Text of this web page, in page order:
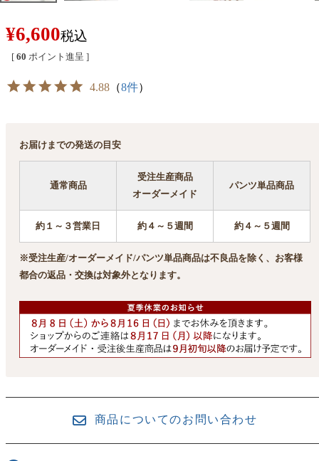
¥6,600税込
[ 60 ポイント進呈 ]
4.88 （8件）
お届けまでの発送の目安
通常商品
受注生産商品
オーダーメイド
パンツ単品商品
約１～３営業日 約４～５週間 約４～５週間
※受注生産/オーダーメイド/パンツ単品商品は不良品を除く、お客様
都合の返品・交換は対象外となります。
商品についてのお問い合わせ